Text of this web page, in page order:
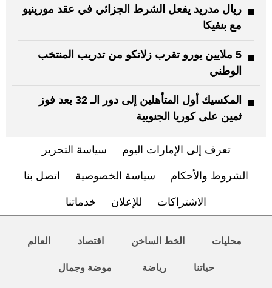
ريال مدريد يفعل الشرط الجزائي في عقد مورينيو
مع بنفيكا
5 ملايين يورو تقرب زلاتكو من تدريب المنتخب
الوطني
المكسيك أول المتأهلين إلى دور الـ 32 بعد فوز
ثمين على كوريا الجنوبية
تعرف إلى الإمارات اليوم سياسة التحرير
الشروط والأحكام سياسة الخصوصية اتصل بنا
الاشتراكات للإعلان خدماتنا
محليات الخط الساخن اقتصاد العالم
حياتنا رياضة موضة وجمال